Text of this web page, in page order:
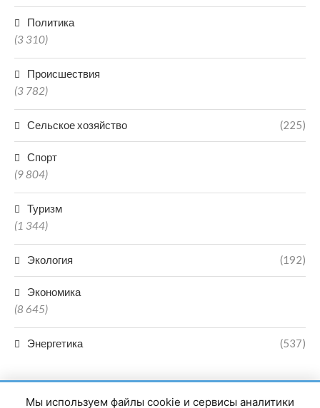
Политика
(3 310)
Происшествия
(3 782)
Сельское хозяйство (225)
Спорт
(9 804)
Туризм
(1 344)
Экология (192)
Экономика
(8 645)
Энергетика (537)
Мы используем файлы cookie и сервисы аналитики